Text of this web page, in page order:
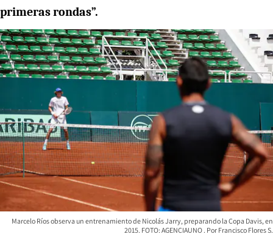
primeras rondas”.
Marcelo Ríos observa un entrenamiento de Nicolás Jarry, preparando la Copa Davis, en
2015. FOTO: AGENCIAUNO
Francisco Flores S.